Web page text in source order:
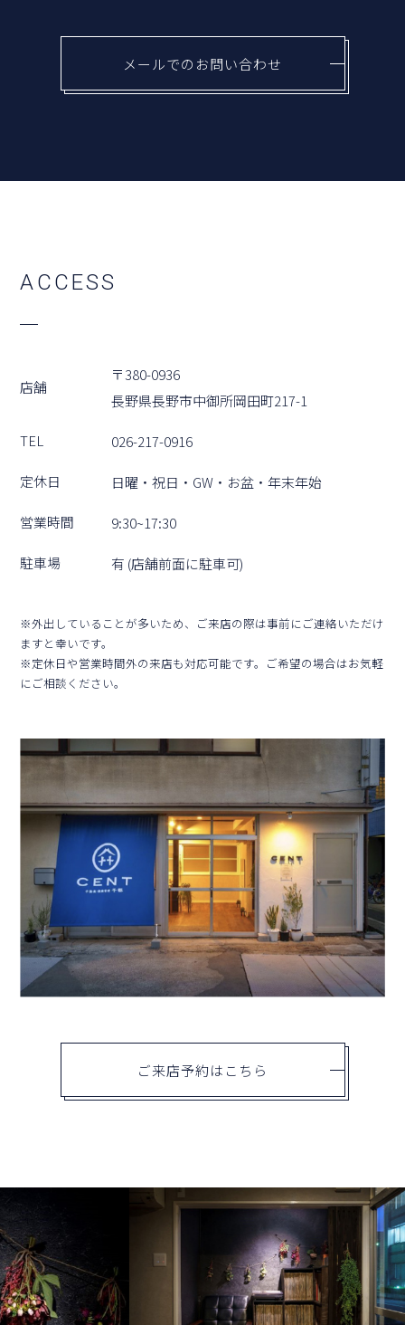
メールでのお問い合わせ
ACCESS
店舗
〒380-0936
⻑野県⻑野市中御所岡⽥町217-1
TEL 026-217-0916
定休⽇ ⽇曜・祝⽇・GW・お盆・年末年始
営業時間 9:30~17:30
駐⾞場 有 (店舗前⾯に駐⾞可)
※外出していることが多いため、ご来店の際は事前にご連絡いただけ
ますと幸いです。
※定休⽇や営業時間外の来店も対応可能です。ご希望の場合はお気軽
にご相談ください。
ご来店予約はこちら